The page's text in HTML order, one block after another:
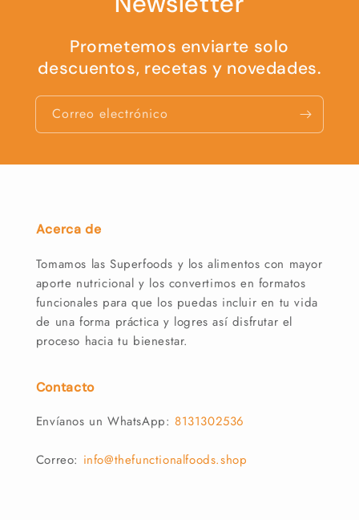
Prometemos enviarte solo
descuentos, recetas y novedades.
Correo electrónico
Acerca de
Tomamos las Superfoods y los alimentos con mayor
aporte nutricional y los convertimos en formatos
funcionales para que los puedas incluir en tu vida
de una forma práctica y logres así disfrutar el
proceso hacia tu bienestar.
Contacto
Envíanos un WhatsApp: 8131302536
Correo: info@thefunctionalfoods.shop